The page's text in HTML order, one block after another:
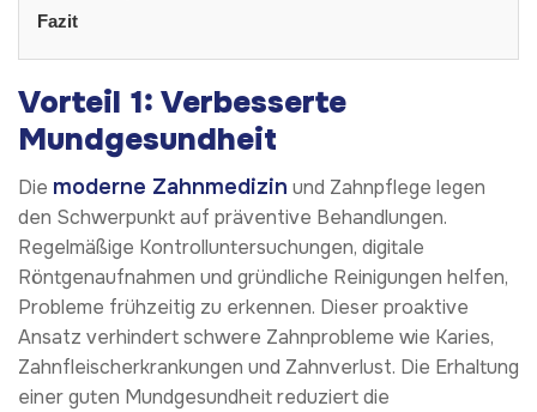
Fazit
Vorteil 1: Verbesserte
Mundgesundheit
Die moderne Zahnmedizin und Zahnpflege legen
den Schwerpunkt auf präventive Behandlungen.
Regelmäßige Kontrolluntersuchungen, digitale
Röntgenaufnahmen und gründliche Reinigungen helfen,
Probleme frühzeitig zu erkennen. Dieser proaktive
Ansatz verhindert schwere Zahnprobleme wie Karies,
Zahnfleischerkrankungen und Zahnverlust. Die Erhaltung
einer guten Mundgesundheit reduziert die